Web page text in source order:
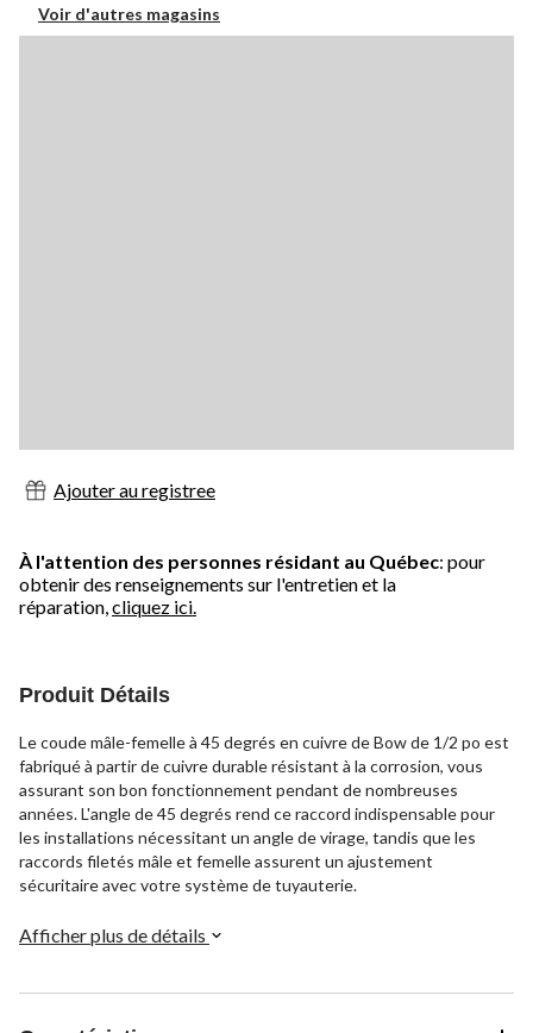
Voir d'autres magasins
Ajouter au registree
À l'attention des personnes résidant au Québec: pour
obtenir des renseignements sur l'entretien et la
réparation,cliquez ici.
Produit Détails
Le coude mâle-femelle à 45 degrés en cuivre de Bow de 1/2 po est
fabriqué à partir de cuivre durable résistant à la corrosion, vous
assurant son bon fonctionnement pendant de nombreuses
années. L'angle de 45 degrés rend ce raccord indispensable pour
les installations nécessitant un angle de virage, tandis que les
raccords filetés mâle et femelle assurent un ajustement
sécuritaire avec votre système de tuyauterie.
Afficher plus de détails